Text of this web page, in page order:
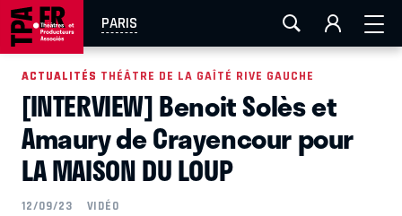
PARIS
AIX-MARSEILLE LA ROCHELLE
EN TOURNÉE
ACTUALITÉS
ACTUALITÉS THÉÂTRE DE LA GAÎTÉ RIVE GAUCHE
[INTERVIEW] Benoit Solès et
Amaury de Crayencour pour
LA MAISON DU LOUP
12/09/23 VIDÉO